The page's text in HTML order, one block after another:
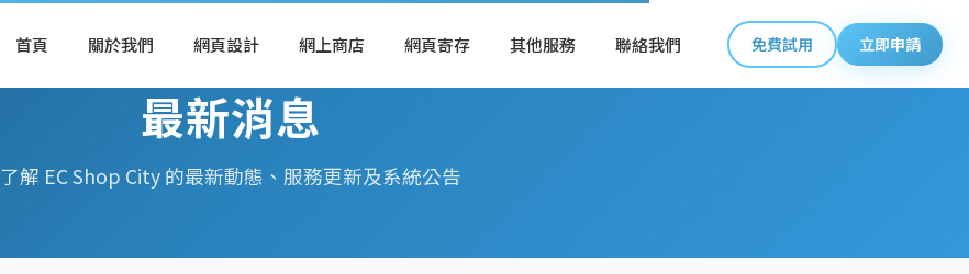
首頁 關於我們 網頁設計 網上商店 網頁寄存 其他服務 聯絡我們 免費試用 立即申請
最新消息
了解 EC Shop City 的最新動態、服務更新及系統公告